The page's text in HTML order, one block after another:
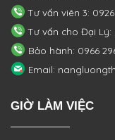
Tư vấn viên 3: 0926
Tư vấn cho Đại Lý:
Bảo hành: 0966
Email:
GIỜ LÀM VIỆC